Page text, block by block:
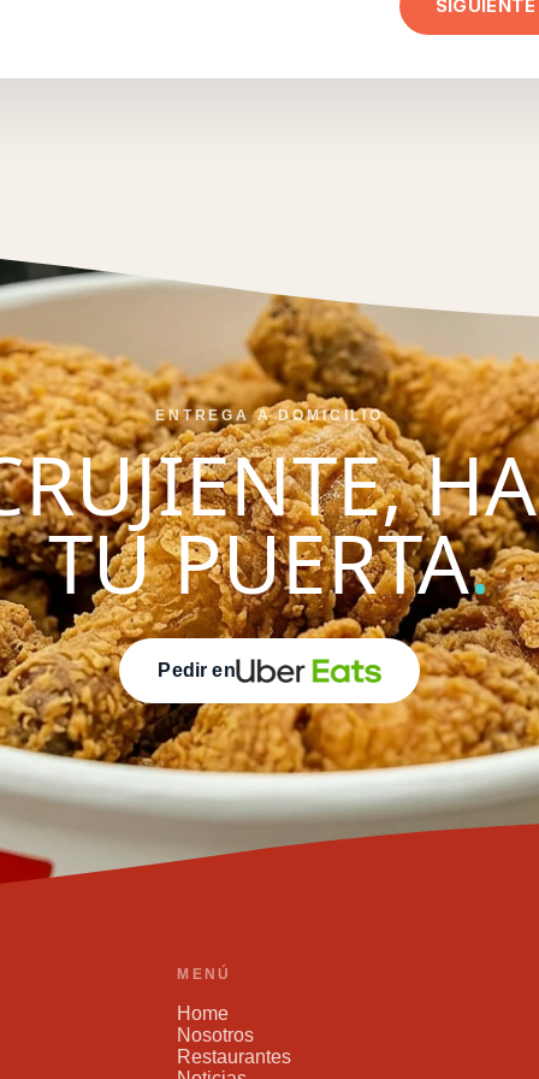
ENTREGA A DOMICILIO
TU PUERTA.
Pedir en
MENÚ
Home
Nosotros
Restaurantes